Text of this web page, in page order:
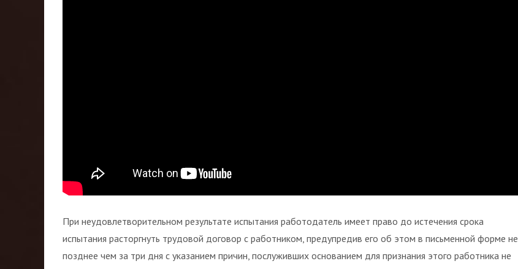
При неудовлетворительном результате испытания работодатель имеет право до истечения срока
испытания расторгнуть трудовой договор с работником, предупредив его об этом в письменной форме не
позднее чем за три дня с указанием причин, послуживших основанием для признания этого работника не